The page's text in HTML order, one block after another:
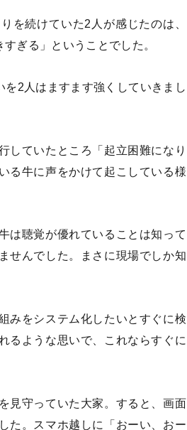
を続けていた2人が感じたのは、
ぎる」ということでした。
を2人はますます強くしていきまし
していたところ「起立困難になり
る牛に声をかけて起こしている様
は聴覚が優れていることは知って
せんでした。まさに現場でしか知
みをシステム化したいとすぐに検
るような思いで、これならすぐに
見守っていた大家。すると、画面
た。スマホ越しに「おーい、おー